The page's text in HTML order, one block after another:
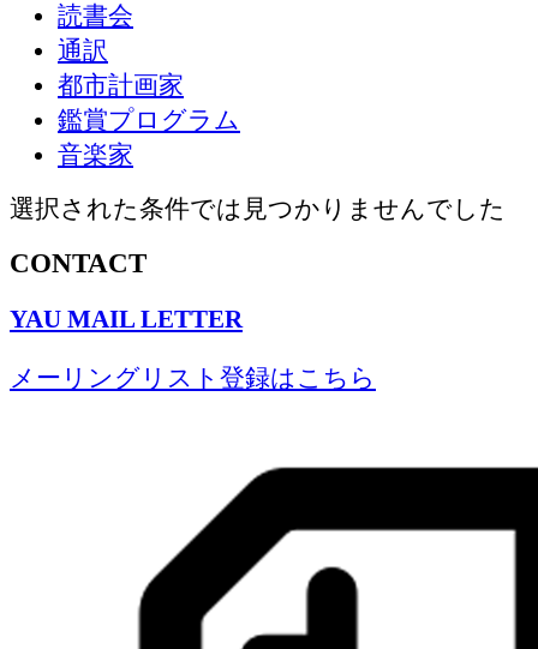
読書会
通訳
都市計画家
鑑賞プログラム
音楽家
選択された条件では見つかりませんでした
CONTACT
YAU MAIL LETTER
メーリングリスト登録はこちら